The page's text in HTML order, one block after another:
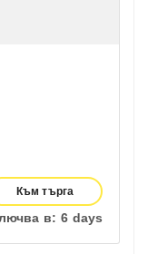
Към търга
в: 6 days